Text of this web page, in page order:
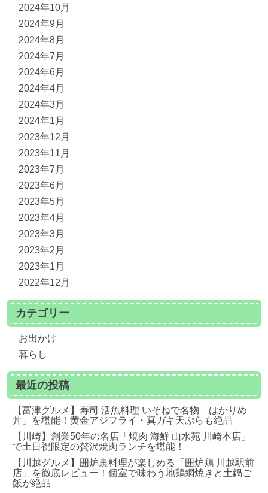
2024年10月
2024年9月
2024年8月
2024年7月
2024年6月
2024年4月
2024年3月
2024年1月
2023年12月
2023年11月
2023年7月
2023年6月
2023年5月
2023年4月
2023年3月
2023年2月
2023年1月
2022年12月
カテゴリー
お出かけ
暮らし
最近の投稿
【富津グルメ】寿司 活魚料理 いそねで名物「はかりめ
丼」を堪能！黄金アジフライ・真ガキ天ぷらも絶品
【川崎】創業50年の名店「焼肉 海鮮 山水苑 川崎本店」
で土日祝限定の贅沢焼肉ランチを堪能！
【川越グルメ】囲炉裏料理が楽しめる「囲炉鶏 川越駅前
店」を徹底レビュー！個室で味わう地鶏網焼きと土鍋ご
飯が絶品